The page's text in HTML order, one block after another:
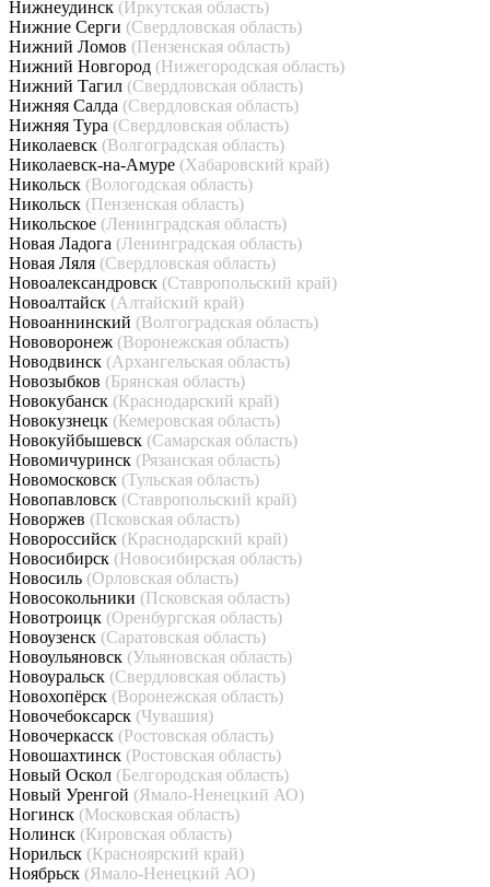
Нижнеудинск (Иркутская область)
Нижние Серги (Свердловская область)
Нижний Ломов (Пензенская область)
Нижний Новгород (Нижегородская область)
Нижний Тагил (Свердловская область)
Нижняя Салда (Свердловская область)
Нижняя Тура (Свердловская область)
Николаевск (Волгоградская область)
Николаевск-на-Амуре (Хабаровский край)
Никольск (Вологодская область)
Никольск (Пензенская область)
Никольское (Ленинградская область)
Новая Ладога (Ленинградская область)
Новая Ляля (Свердловская область)
Новоалександровск (Ставропольский край)
Новоалтайск (Алтайский край)
Новоаннинский (Волгоградская область)
Нововоронеж (Воронежская область)
Новодвинск (Архангельская область)
Новозыбков (Брянская область)
Новокубанск (Краснодарский край)
Новокузнецк (Кемеровская область)
Новокуйбышевск (Самарская область)
Новомичуринск (Рязанская область)
Новомосковск (Тульская область)
Новопавловск (Ставропольский край)
Новоржев (Псковская область)
Новороссийск (Краснодарский край)
Новосибирск (Новосибирская область)
Новосиль (Орловская область)
Новосокольники (Псковская область)
Новотроицк (Оренбургская область)
Новоузенск (Саратовская область)
Новоульяновск (Ульяновская область)
Новоуральск (Свердловская область)
Новохопёрск (Воронежская область)
Новочебоксарск (Чувашия)
Новочеркасск (Ростовская область)
Новошахтинск (Ростовская область)
Новый Оскол (Белгородская область)
Новый Уренгой (Ямало-Ненецкий АО)
Ногинск (Московская область)
Нолинск (Кировская область)
Норильск (Красноярский край)
Ноябрьск (Ямало-Ненецкий АО)